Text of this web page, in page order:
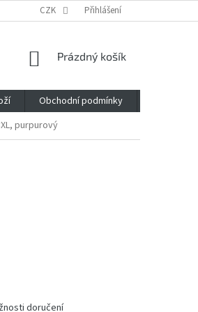
CZK Přihlášení
NÁKUPNÍ
Prázdný košík
Obchodní podmínky
purpurový
doručení